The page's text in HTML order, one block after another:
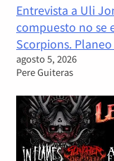
Entrevista a Uli
compuesto no se
Scorpions.
agosto 5, 2026
Pere Guiteras